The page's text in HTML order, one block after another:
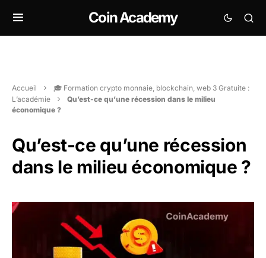
Coin Academy
Accueil
🎓 Formation crypto monnaie, blockchain, web 3 Gratuite :
L’académie
Qu’est-ce qu’une récession dans le milieu
économique ?
Qu’est-ce qu’une récession
dans le milieu économique ?